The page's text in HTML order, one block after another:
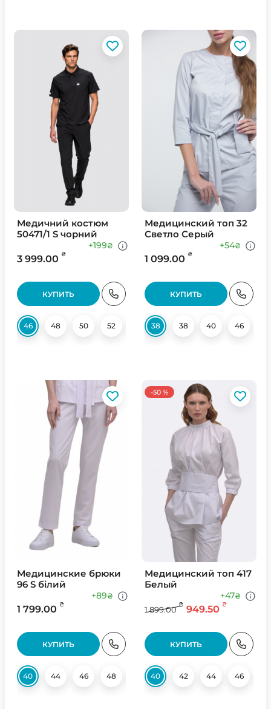
Медичний костюм
50471/1 S чорний
3 999.00 ₴
+199₴
КУПИТЬ
46 48 50 52 56
Медицинский топ 32
Светло Серый
1 099.00 ₴
+54₴
КУПИТЬ
38 38 40 46
Медицинские брюки
96 S білий
1 799.00 ₴
+89₴
КУПИТЬ
40 44 46 48 52
-50 %
Медицинский топ 417
Белый
1 899.00
₴ 949.50 ₴
+47₴
КУПИТЬ
40 42 44 46